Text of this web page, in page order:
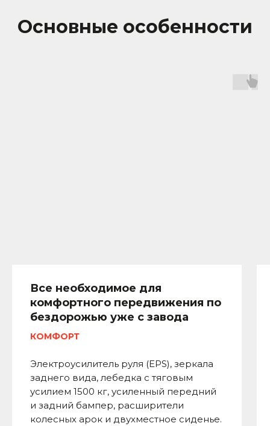
Основные особенности
Все необходимое для
комфортного передвижения по
бездорожью уже с завода
КОМФОРТ
Электроусилитель руля (EPS), зеркала
заднего вида, лебедка с тяговым
усилием 1500 кг, усиленный передний
и задний бампер, расширители
колесных арок и двухместное сиденье.